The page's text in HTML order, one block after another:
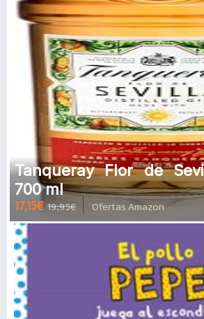
Tanqueray Flor de
700 ml
17,15€ 19,95€ Ofertas Amazon